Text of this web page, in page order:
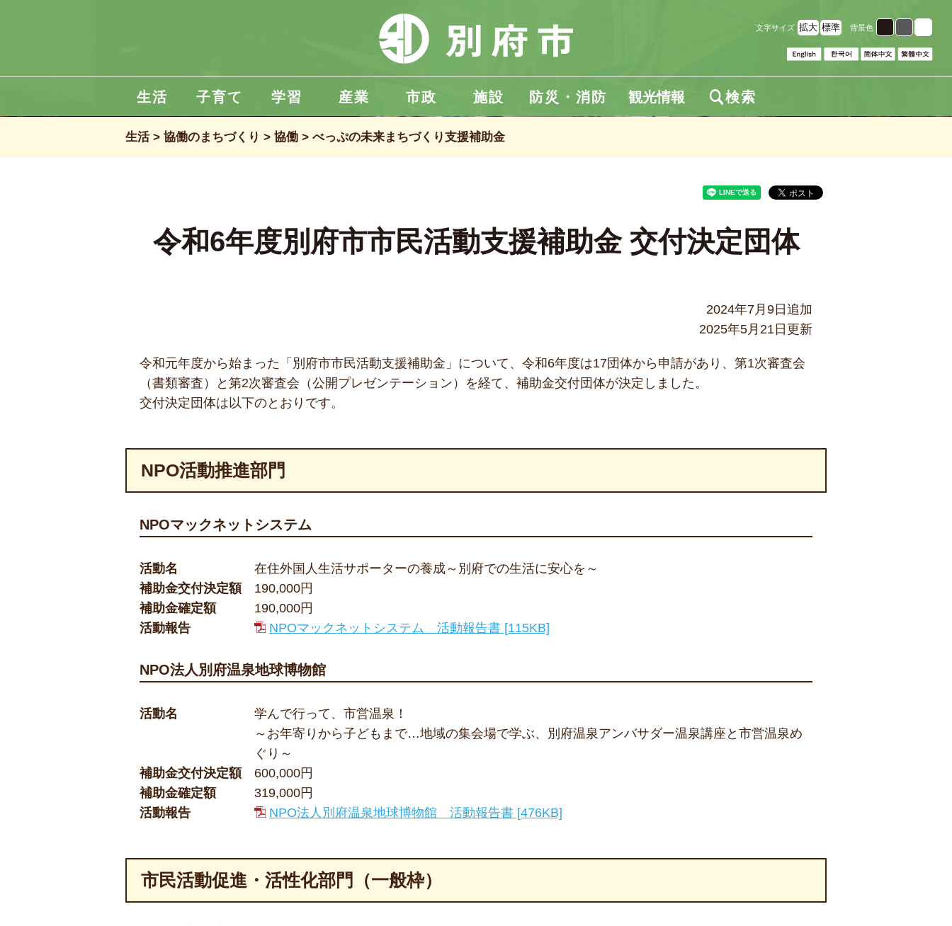
文字サイズ 拡大 標準 背景色
生活 子育て 学習 産業 市政 施設 防災・消防 観光情報 検索
生活 協働のまちづくり 協働 べっぷの未来まちづくり支援補助金
令和6年度別府市市民活動支援補助金 交付決定団体
2024年7月9日追加
2025年5月21日更新
令和元年度から始まった「別府市市民活動支援補助金」について、令和6年度は17団体から申請があり、第1次審査会
（書類審査）と第2次審査会（公開プレゼンテーション）を経て、補助金交付団体が決定しました。
交付決定団体は以下のとおりです。
NPO活動推進部門
NPOマックネットシステム
活動名
在住外国人生活サポーターの養成～別府での生活に安心を～
補助金交付決定額
190,000円
補助金確定額
190,000円
活動報告
NPOマックネットシステム 活動報告書 [115KB]
NPO法人別府温泉地球博物館
活動名
学んで行って、市営温泉！
～お年寄りから子どもまで…地域の集会場で学ぶ、別府温泉アンバサダー温泉講座と市営温泉め
ぐり～
補助金交付決定額
600,000円
補助金確定額
319,000円
活動報告
NPO法人別府温泉地球博物館 活動報告書 [476KB]
市民活動促進・活性化部門（一般枠）